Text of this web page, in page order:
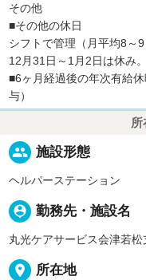
その他
■その他の休日
シフトで管理（月平均8～9
12月31日～1月2日は休み。
■6ヶ月経過後の年次有給
与）
所
people 施設形態
ヘルパーステーション
person_pin 勤務先・施設名
丸光ケアサービス会津若松
place 所在地